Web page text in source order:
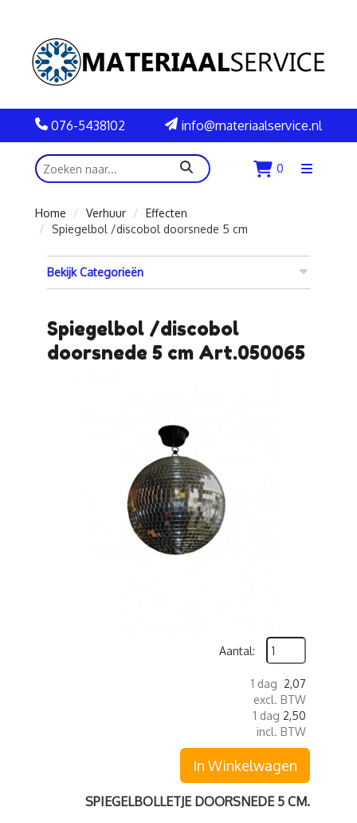
076-5438102 info@materiaalservice.nl
zoeken 0
Menu
Home
Verhuur
Effecten
Spiegelbol /discobol doorsnede 5 cm
Bekijk Categorieën
Spiegelbol /discobol
doorsnede 5 cm Art.050065
Aantal:
1 dag 2,07
excl. BTW
1 dag 2,50
incl. BTW
In Winkelwagen
SPIEGELBOLLETJE DOORSNEDE 5 CM.